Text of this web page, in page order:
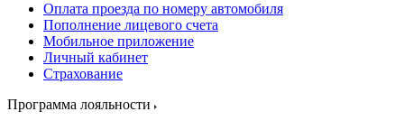
Оплата проезда по номеру автомобиля
Пополнение лицевого счета
Мобильное приложение
Личный кабинет
Страхование
Программа лояльности